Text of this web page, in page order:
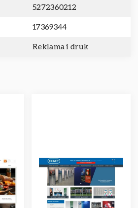
5272360212
17369344
Reklama i druk